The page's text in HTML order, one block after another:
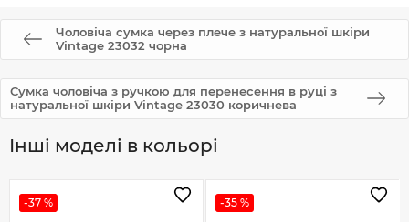
Чоловіча сумка через плече з натуральної шкіри
Vintage 23032 чорна
Сумка чоловіча з ручкою для перенесення в руці з
натуральної шкіри Vintage 23030 коричнева
Інші моделі в кольорі
-37 % -35 %